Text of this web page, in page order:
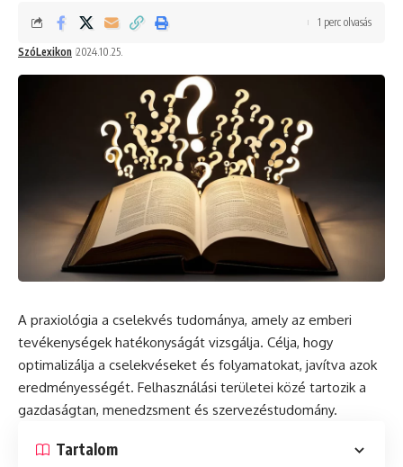
SzóLexikon 2024.10.25.
1 perc olvasás
A praxiológia a cselekvés tudománya, amely az emberi
tevékenységek hatékonyságát vizsgálja. Célja, hogy
optimalizálja a cselekvéseket és folyamatokat, javítva azok
eredményességét. Felhasználási területei közé tartozik a
gazdaságtan, menedzsment és szervezéstudomány.
Tartalom